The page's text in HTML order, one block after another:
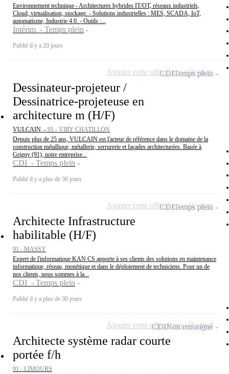
Environnement technique - Architectures hybrides IT/OT, réseaux industriels,
Cloud, virtualisation, stockage. - Solutions industrielles : MES, SCADA, IoT,
automatisme, Industrie 4.0. - Outils :...
Intérim - Temps plein
Publié il y a 20 jours
Dessinateur-projeteur /
Dessinatrice-projeteuse en
architecture m (H/F)
VULCAIN - 91 - VIRY CHATILLON
Depuis plus de 25 ans, VULCAIN est l'acteur de référence dans le domaine de la
construction métallique, métallerie, serrurerie et façades architecturées. Basée à
Grigny (91), notre entreprise...
CDI - Temps plein
Publié il y a plus de 30 jours
CDITemps plein
Ajouter cette offre à ma sélection
Architecte Infrastructure
habilitable (H/F)
91 - MASSY
Expert de l'informatique KAN CS apporte à ses clients des solutions en maintenance
informatique, réseau, monétique et dans le déploiement de techniciens. Pour un de
nos clients, nous sommes à la...
CDI - Temps plein
Publié il y a plus de 30 jours
CDITemps plein
Ajouter cette offre à ma sélection
Architecte système radar courte
portée f/h
91 - LIMOURS
CDINon renseigné
Ajouter cette offre à ma sélection